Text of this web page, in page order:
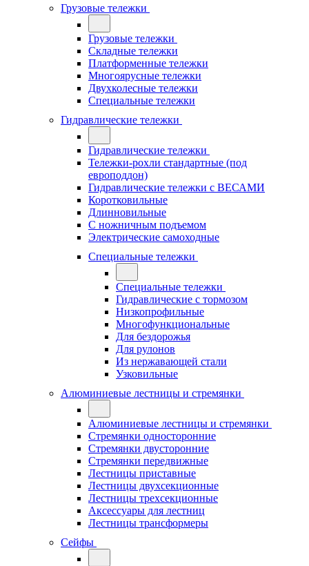
Грузовые тележки
Грузовые тележки
Складные тележки
Платформенные тележки
Многоярусные тележки
Двухколесные тележки
Специальные тележки
Гидравлические тележки
Гидравлические тележки
Тележки-рохли стандартные (под
европоддон)
Гидравлические тележки с ВЕСАМИ
Коротковильные
Длинновильные
С ножничным подъемом
Электрические самоходные
Специальные тележки
Специальные тележки
Гидравлические с тормозом
Низкопрофильные
Многофункциональные
Для бездорожья
Для рулонов
Из нержавающей стали
Узковильные
Алюминиевые лестницы и стремянки
Алюминиевые лестницы и стремянки
Стремянки односторонние
Стремянки двусторонние
Стремянки передвижные
Лестницы приставные
Лестницы двухсекционные
Лестницы трехсекционные
Аксессуары для лестниц
Лестницы трансформеры
Сейфы